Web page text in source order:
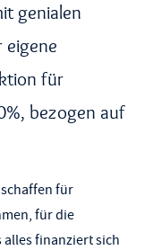
genialen
eigene
für
bezogen auf
für
für die
finanziert sich